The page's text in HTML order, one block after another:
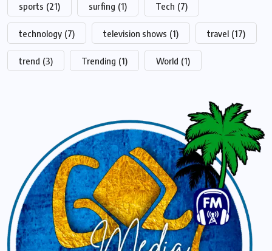
sports (21) surfing (1) Tech (7)
technology (7) television shows (1) travel (17)
trend (3) Trending (1) World (1)